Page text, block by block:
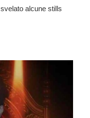
alcune stills